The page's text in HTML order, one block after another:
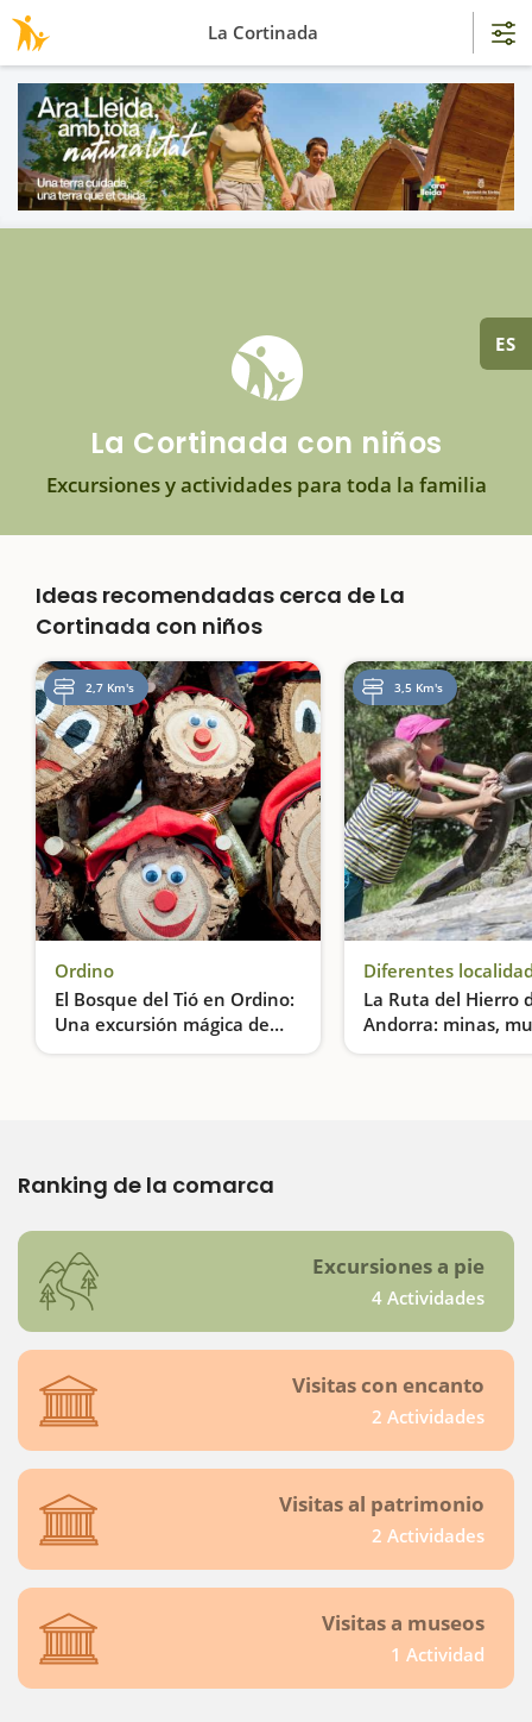
ES
La Cortinada con niños
Excursiones y actividades para toda la familia
Ideas recomendadas cerca de La
Cortinada con niños
2,7 Km's
Ordino
El Bosque del Tió en Ordino:
Una excursión mágica de
Navidad
Una escapada para descubrir la leyenda del Tió en un entorno natural
3,5 Km's
Diferentes
La Ruta del Hierro
Andorra: minas,
estatuas
Ranking de la comarca
Excursiones a pie
4 Actividades
Visitas con encanto
2 Actividades
Visitas al patrimonio
2 Actividades
Visitas a museos
1 Actividad
La Cortinada